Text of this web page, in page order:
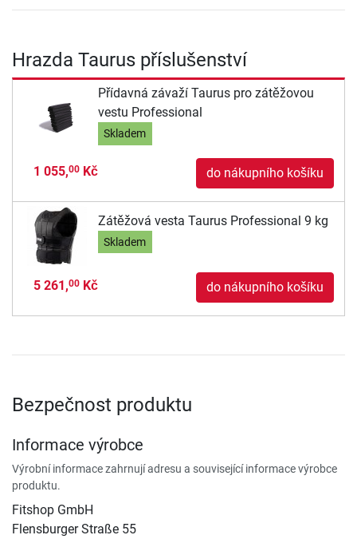
Hrazda Taurus příslušenství
Přídavná závaží Taurus pro zátěžovou
vestu Professional
Skladem
1 055,00Kč do nákupního košíku
Zátěžová vesta Taurus Professional 9 kg
Skladem
5 261,00Kč do nákupního košíku
Bezpečnost produktu
Informace výrobce
Výrobní informace zahrnují adresu a související informace výrobce
produktu.
Fitshop GmbH
Flensburger Straße 55